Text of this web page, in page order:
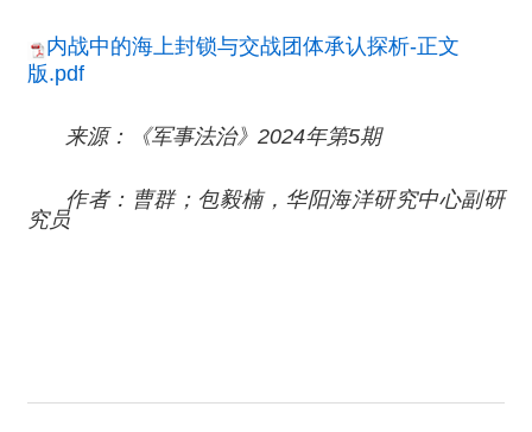
内战中的海上封锁与交战团体承认探析-正文
版.pdf
来源：《军事法治》2024年第5期
作者：曹群；包毅楠，华阳海洋研究中心副研
究员